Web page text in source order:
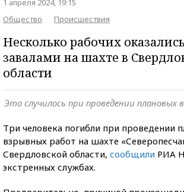
1 апреля 2024, 19:15
Общество
Происшествия
Несколько рабочих
завалами на шахте в
области
Это случилось при проведении плановых
Три человека погибли при проведении
взрывных работ на шахте
Свердловской области, сообщили РИА
экстренных службах.